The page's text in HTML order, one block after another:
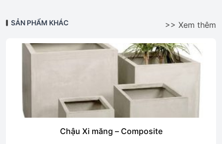
SẢN PHẨM KHÁC >> Xem thêm
Chậu Xi măng – Composite